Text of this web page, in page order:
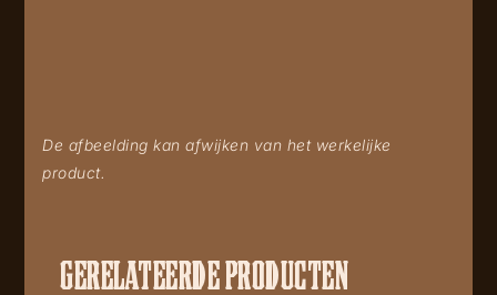
De afbeelding kan afwijken van het werkelijke
product.
GERELATEERDE PRODUCTEN